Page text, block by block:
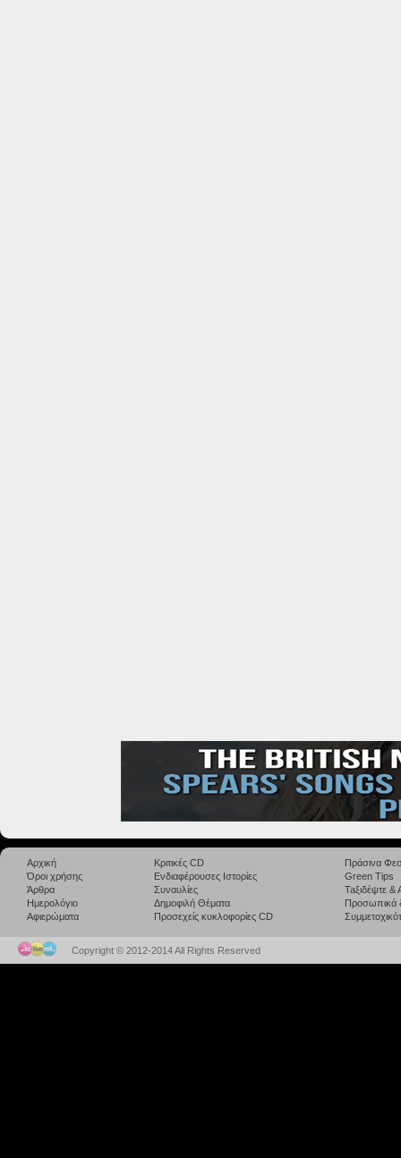
Αρχική
Όροι χρήσης
Άρθρα
Ημερολόγιο
Αφιερώματα
Κριτικές CD
Ενδιαφέρουσες Ιστορίες
Συναυλίες
Δημοφιλή Θέματα
Προσεχείς κυκλοφορίες CD
Πράσινα
Green Tips
Taξιδέψτε
Προσωπικά
Copyright © 2012-2014 All Rights Reserved